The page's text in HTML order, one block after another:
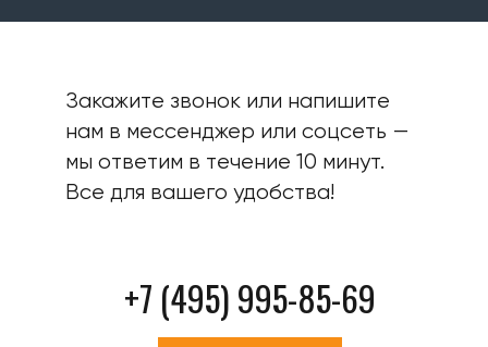
Закажите звонок или напишите
нам в мессенджер или соцсеть —
мы ответим в течение 10 минут.
Все для вашего удобства!
+7 (495) 995-85-69